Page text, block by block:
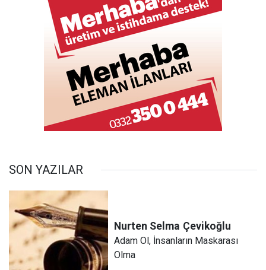
SON YAZILAR
Nurten Selma Çevikoğlu
Adam Ol, İnsanların Maskarası
Olma